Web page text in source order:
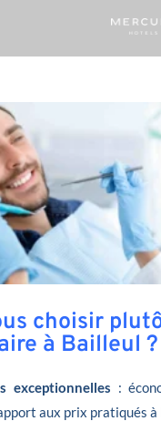
choisir
à Bailleul ?
exceptionnelles :
aux prix pratiqués à